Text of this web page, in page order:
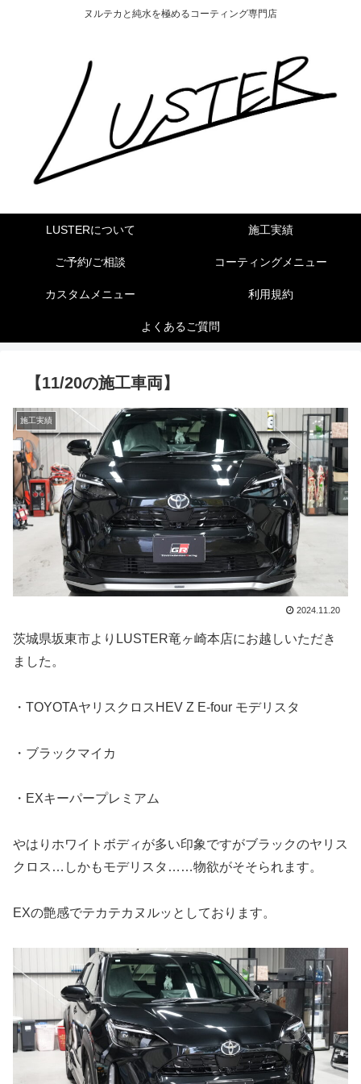
ヌルテカと純水を極めるコーティング専門店
LUSTERについて 施工実績
ご予約/ご相談 コーティングメニュー
カスタムメニュー 利用規約
よくあるご質問
【11/20の施工車両】
施工実績
2024.11.20
茨城県坂東市よりLUSTER竜ヶ崎本店にお越しいただき
ました。
・TOYOTAヤリスクロスHEV Z E-four モデリスタ
・ブラックマイカ
・EXキーパープレミアム
やはりホワイトボディが多い印象ですがブラックのヤリス
クロス…しかもモデリスタ……物欲がそそられます。
EXの艶感でテカテカヌルッとしております。